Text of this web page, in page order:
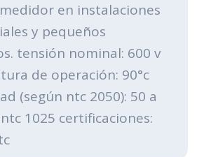
en instalaciones
y pequeños
tensión nominal: 600 v
de operación: 90°c
(según ntc 2050): 50 a
1025 certificaciones: